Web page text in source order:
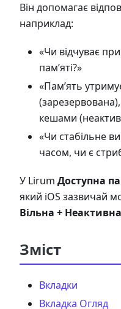
Він допомагає
наприклад:
«Чи відчуває
пам’яті?»
«Пам’ять
кешами
«Чи стабільне
часом, чи є
У Lirum Доступна
який iOS зазвичай
Вільна + Неактивна
Зміст
Вкладки
Вкладка Огляд